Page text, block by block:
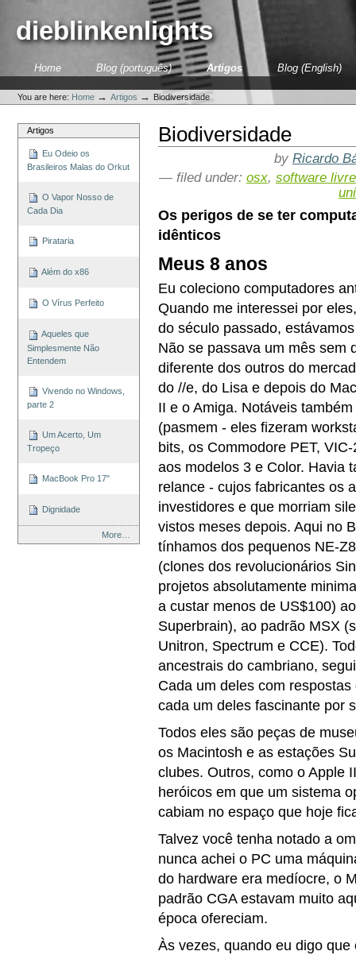
content.dieblinkenlights
SectionsHome Blog (português) Artigos Blog (English)
tools
You are here: Home →Artigos → Biodiversidade
Artigos
Eu Odeio os
Brasileiros Malas do Orkut
O Vapor Nosso de
Cada Dia
Pirataria
Além do x86
O Vírus Perfeito
Aqueles que
Simplesmente Não
Entendem
Vivendo no Windows,
parte 2
Um Acerto, Um
Tropeço
MacBook Pro 17"
Dignidade
More…
Biodiversidade
by Ricardo
— filed under: osx, software livre
Os perigos de se ter
idênticos
Meus 8 anos
Eu coleciono computadores
Quando me interessei por
do século passado,
Não se passava um mês sem
diferente dos outros do
do //e, do Lisa e depois do
II e o Amiga. Notáveis
(pasmem - eles fizeram
bits, os Commodore PET,
aos modelos 3 e Color. Havia
relance - cujos fabricantes os
investidores e que morriam
vistos meses depois. Aqui no
tínhamos dos pequenos NE-
(clones dos revolucionários
projetos absolutamente
a custar menos de US$100)
Superbrain), ao padrão MSX
Unitron, Spectrum e CCE).
ancestrais do cambriano,
Cada um deles com
cada um deles fascinante por
Todos eles são peças de
os Macintosh e as estações
clubes. Outros, como o Apple
heróicos em que um sistema
cabiam no espaço que hoje
Talvez você tenha notado a
nunca achei o PC uma
do hardware era medíocre, o
padrão CGA estavam muito
época ofereciam.
Às vezes, quando eu digo